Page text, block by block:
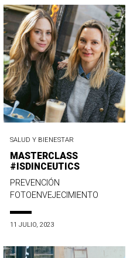
SALUD Y BIENESTAR
MASTERCLASS
#ISDINCEUTICS
PREVENCIÓN
FOTOENVEJECIMIENTO
11 JULIO, 2023